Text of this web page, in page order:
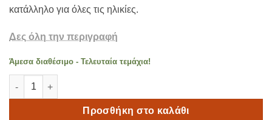
κατάλληλο για όλες τις ηλικίες.
Δες όλη την περιγραφή
Άμεσα διαθέσιμο - Τελευταία τεμάχια!
The Mouse Mansion Μαμά Ποντικίνα – 12 εκατοστά ποσότητα
Προσθήκη στο καλάθι